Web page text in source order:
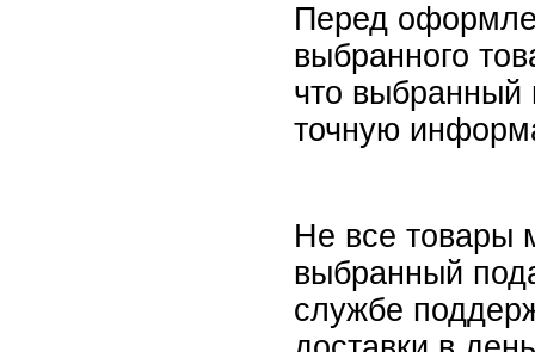
Перед
выбранного
что выбранный
точную
Не все товары
выбранный
службе